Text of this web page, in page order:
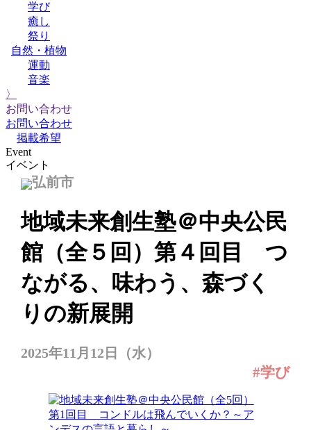
学び
癒し
祭り
自然・植物
運動
音楽
〉
お問い合わせ
お問い合わせ
掲載希望
Event
イベント
弘前市
地域未来創生塾＠中央公民
館（全５回）第４回目 つ
ながる、味わう、森づく
りの新展開
2025年11月12日（水）
#学び